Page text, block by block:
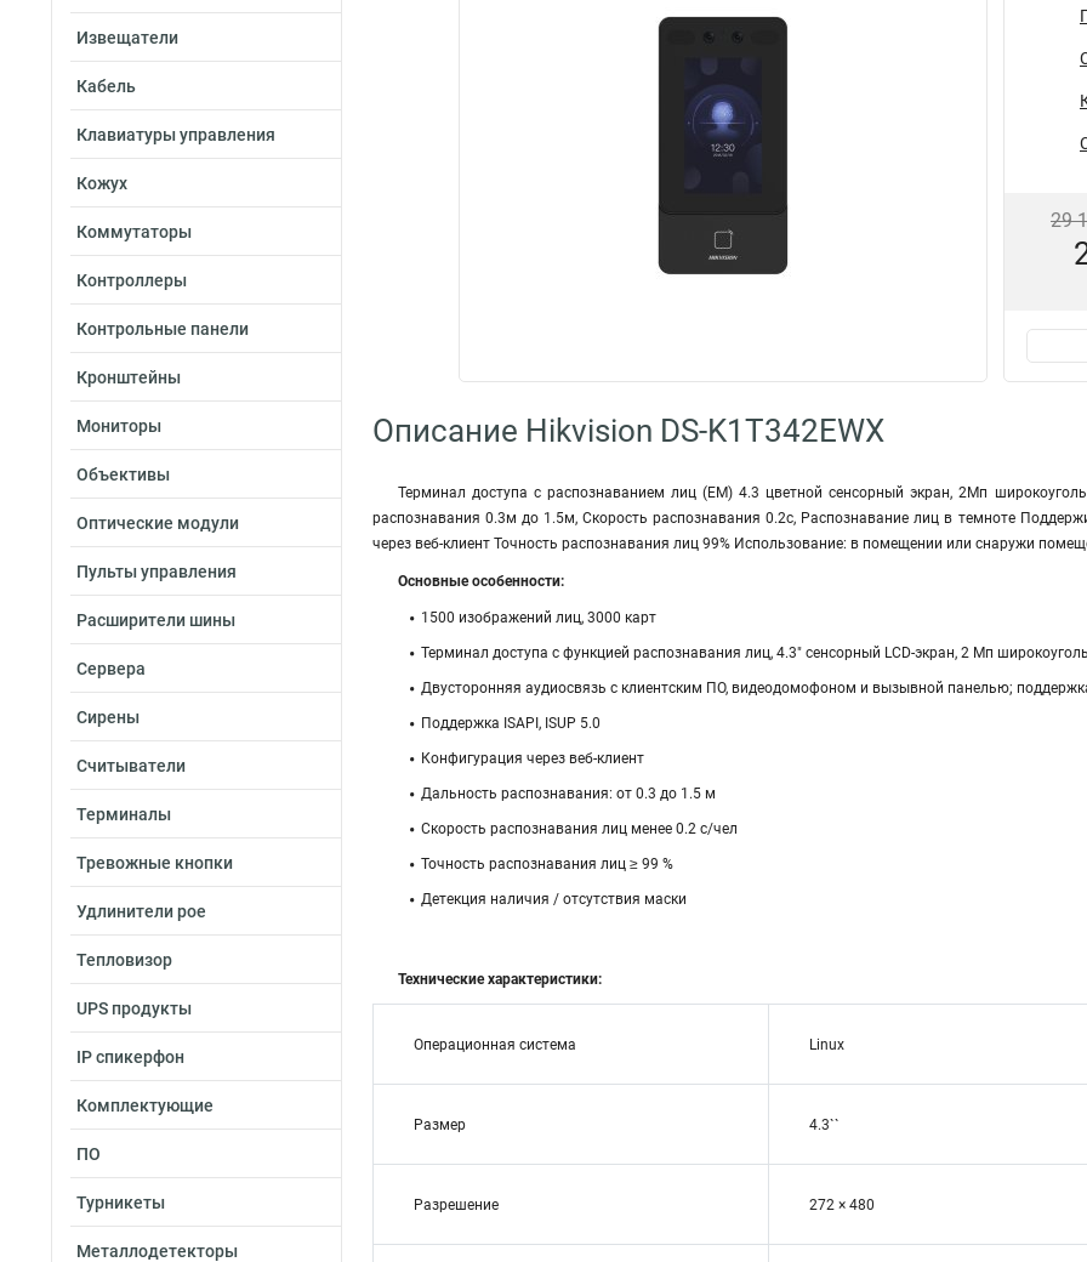
Извещатели
Кабель
Клавиатуры управления
Кожух
Коммутаторы
Контроллеры
Контрольные панели
Кронштейны
Мониторы
Объективы
Оптические модули
Пульты управления
Расширители шины
Сервера
Сирены
Считыватели
Терминалы
Тревожные кнопки
Удлинители poe
Тепловизор
UPS продукты
IP спикерфон
Комплектующие
ПО
Турникеты
Металлодетекторы
29
Описание Hikvision DS-K1T342EWX
Терминал доступа с распознаванием лиц (EM) 4.3 цветной сенсорный экран, 2Мп
распознавания 0.3м до 1.5м, Скорость распознавания 0.2с, Распознавание лиц в темноте
через веб-клиент Точность распознавания лиц 99% Использование: в помещении или снаружи
Основные особенности:
1500 изображений лиц, 3000 карт
Терминал доступа с функцией распознавания лиц, 4.3″ сенсорный LCD-экран, 2 Мп
Двусторонняя аудиосвязь с клиентским ПО, видеодомофоном и вызывной панелью;
Поддержка ISAPI, ISUP 5.0
Конфигурация через веб-клиент
Дальность распознавания: от 0.3 до 1.5 м
Скорость распознавания лиц менее 0.2 c/чел
Точность распознавания лиц ≥ 99 %
Детекция наличия / отсутствия маски
Технические характеристики:
Операционная система Linux
Размер 4.3``
Разрешение 272 × 480